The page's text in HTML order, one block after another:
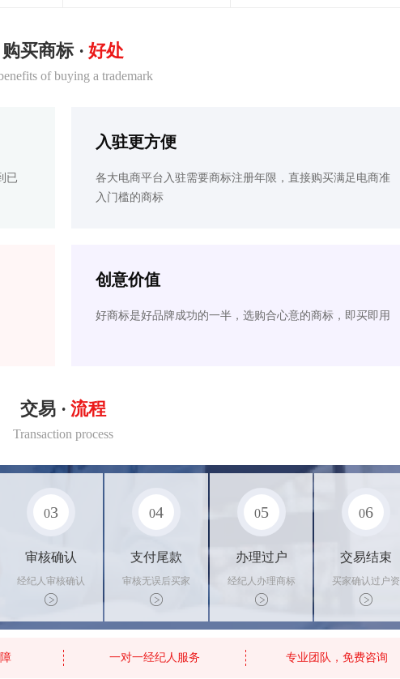
购买商标 · 好处
of buying a trademark
已
入驻更方便
各大电商平台入驻需要商标注册年限，直接购买满足电商准
入门槛的商标
创意价值
好商标是好品牌成功的一半，选购合心意的商标，即买即用
交易 · 流程
Transaction process
03
审核确认
经纪人审核确认
商标状态
04
支付尾款
审核无误后买家
支付尾款，卖家
办理相关手续
05
办理过户
经纪人办理商标
转让手续，交付
相关证书
06
交易结束
买家确认过户资
料后，平台解冻
资金支付卖家
一对一经纪人服务 专业团队，免费咨询